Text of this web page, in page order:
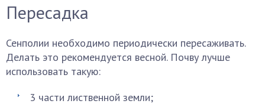
Пересадка
Сенполии необходимо периодически пересаживать.
Делать это рекомендуется весной. Почву лучше
использовать такую:
3 части лиственной земли;